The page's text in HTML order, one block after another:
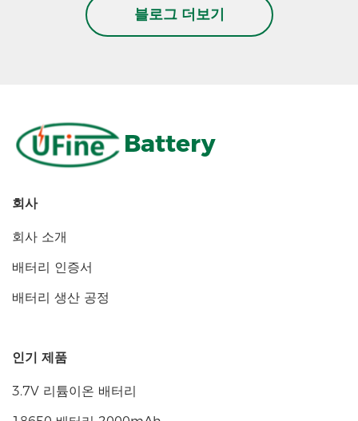
블로그 더보기
Battery
회사
회사 소개
배터리 인증서
배터리 생산 공정
인기 제품
3.7V 리튬이온 배터리